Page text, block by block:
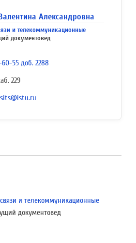
Александровна
и телекоммуникационные
документовед
60-55 доб. 2288
229
и телекоммуникационные
документовед